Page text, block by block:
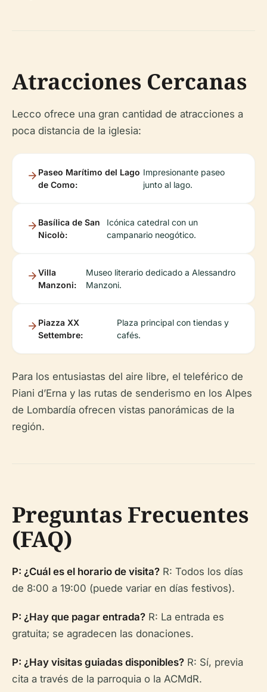
Atracciones Cercanas
Lecco ofrece una gran cantidad de atracciones a
poca distancia de la iglesia:
Paseo Marítimo del Lago
de Como:
Impresionante paseo
junto al lago.
Basílica de San
Nicolò:
Icónica catedral con un
campanario neogótico.
Villa
Manzoni:
Museo literario dedicado a Alessandro
Manzoni.
Piazza XX
Settembre:
Plaza principal con tiendas y
cafés.
Para los entusiastas del aire libre, el teleférico de
Piani d’Erna y las rutas de senderismo en los Alpes
de Lombardía ofrecen vistas panorámicas de la
región.
Preguntas Frecuentes
(FAQ)
P: ¿Cuál es el horario de visita? R: Todos los días
de 8:00 a 19:00 (puede variar en días festivos).
P: ¿Hay que pagar entrada? R: La entrada es
gratuita; se agradecen las donaciones.
P: ¿Hay visitas guiadas disponibles? R: Sí, previa
cita a través de la parroquia o la ACMdR.